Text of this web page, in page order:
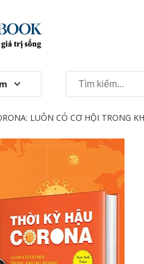
LUÔN CÓ CƠ HỘI TRONG